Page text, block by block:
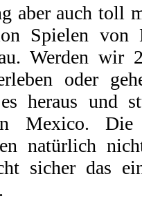
aber auch toll
Spielen von
Werden wir
oder
heraus und
Mexico. Die
natürlich
sicher das